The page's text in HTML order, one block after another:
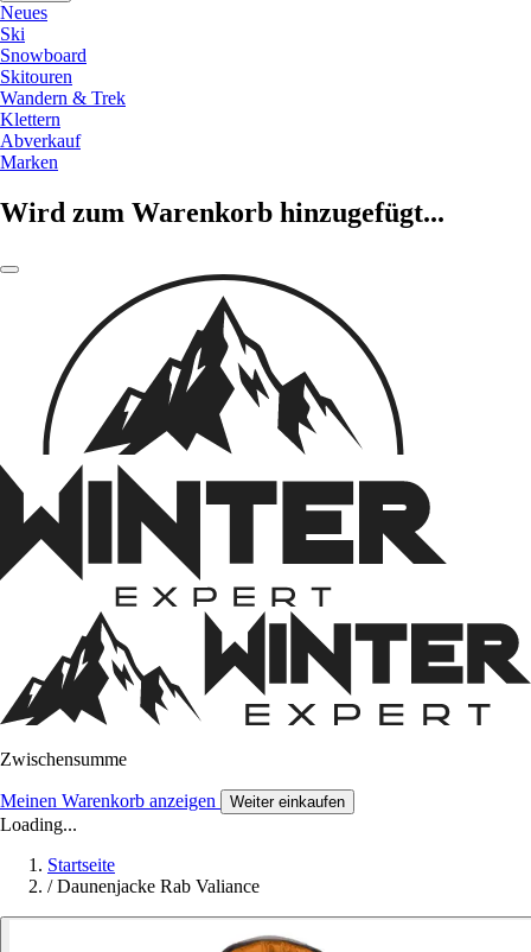
Neues
Ski
Snowboard
Skitouren
Wandern & Trek
Klettern
Abverkauf
Marken
Wird zum Warenkorb hinzugefügt...
Zwischensumme
Meinen Warenkorb anzeigen Weiter einkaufen
Loading...
Startseite
/ Daunenjacke Rab Valiance